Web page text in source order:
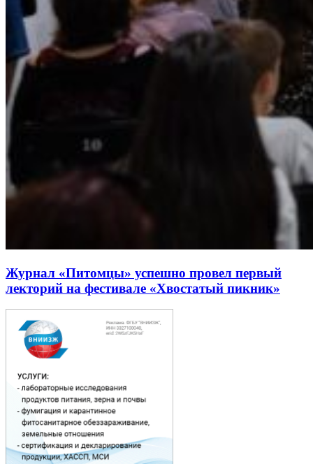
Журнал «Питомцы» успешно провел первый
лекторий на фестивале «Хвостатый пикник»